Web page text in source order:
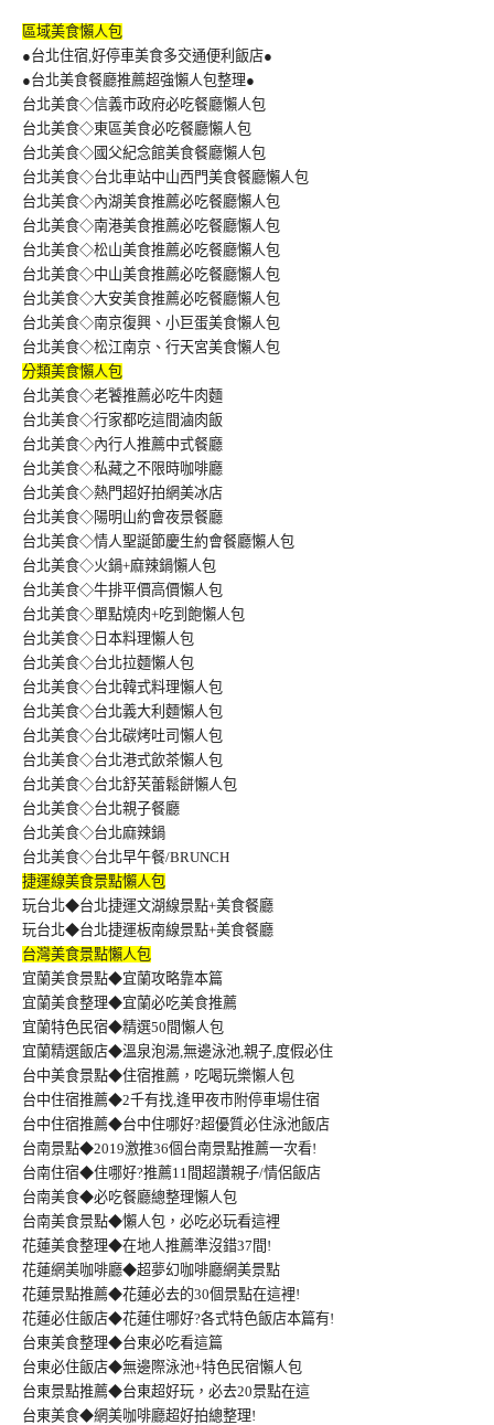
區域美食懶人包
●台北住宿,好停車美食多交通便利飯店●
●台北美食餐廳推薦超強懶人包整理●
台北美食◇信義市政府必吃餐廳懶人包
台北美食◇東區美食必吃餐廳懶人包
台北美食◇國父紀念館美食餐廳懶人包
台北美食◇台北車站中山西門美食餐廳懶人包
台北美食◇內湖美食推薦必吃餐廳懶人包
台北美食◇南港美食推薦必吃餐廳懶人包
台北美食◇松山美食推薦必吃餐廳懶人包
台北美食◇中山美食推薦必吃餐廳懶人包
台北美食◇大安美食推薦必吃餐廳懶人包
台北美食◇南京復興、小巨蛋美食懶人包
台北美食◇松江南京、行天宮美食懶人包
分類美食懶人包
台北美食◇老饕推薦必吃牛肉麵
台北美食◇行家都吃這間滷肉飯
台北美食◇內行人推薦中式餐廳
台北美食◇私藏之不限時咖啡廳
台北美食◇熱門超好拍網美冰店
台北美食◇陽明山約會夜景餐廳
台北美食◇情人聖誕節慶生約會餐廳懶人包
台北美食◇火鍋+麻辣鍋懶人包
台北美食◇牛排平價高價懶人包
台北美食◇單點燒肉+吃到飽懶人包
台北美食◇日本料理懶人包
台北美食◇台北拉麵懶人包
台北美食◇台北韓式料理懶人包
台北美食◇台北義大利麵懶人包
台北美食◇台北碳烤吐司懶人包
台北美食◇台北港式飲茶懶人包
台北美食◇台北舒芙蕾鬆餅懶人包
台北美食◇台北親子餐廳
台北美食◇台北麻辣鍋
台北美食◇台北早午餐/BRUNCH
捷運線美食景點懶人包
玩台北◆台北捷運文湖線景點+美食餐廳
玩台北◆台北捷運板南線景點+美食餐廳
台灣美食景點懶人包
宜蘭美食景點◆宜蘭攻略靠本篇
宜蘭美食整理◆宜蘭必吃美食推薦
宜蘭特色民宿◆精選50間懶人包
宜蘭精選飯店◆溫泉泡湯,無邊泳池,親子,度假必住
台中美食景點◆住宿推薦，吃喝玩樂懶人包
台中住宿推薦◆2千有找,逢甲夜市附停車場住宿
台中住宿推薦◆台中住哪好?超優質必住泳池飯店
台南景點◆2019激推36個台南景點推薦一次看!
台南住宿◆住哪好?推薦11間超讚親子/情侶飯店
台南美食◆必吃餐廳總整理懶人包
台南美食景點◆懶人包，必吃必玩看這裡
花蓮美食整理◆在地人推薦準沒錯37間!
花蓮網美咖啡廳◆超夢幻咖啡廳網美景點
花蓮景點推薦◆花蓮必去的30個景點在這裡!
花蓮必住飯店◆花蓮住哪好?各式特色飯店本篇有!
台東美食整理◆台東必吃看這篇
台東必住飯店◆無邊際泳池+特色民宿懶人包
台東景點推薦◆台東超好玩，必去20景點在這
台東美食◆網美咖啡廳超好拍總整理!